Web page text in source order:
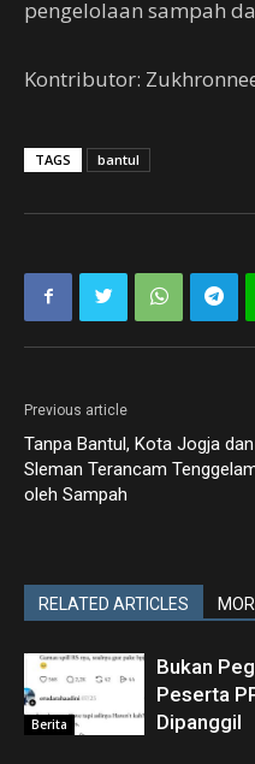
pengelolaan sampah
Kontributor:
TAGS bantul
Previous article
Tanpa Bantul, Kota Jogja dan
Sleman Terancam
oleh Sampah
RELATED ARTICLES
Berita
Bukan
Peserta
Dipanggil